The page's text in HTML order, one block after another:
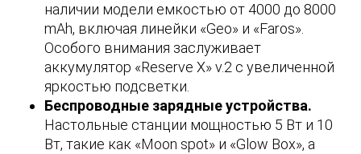
Скорость записи
Скорость чтения
наличии модели емкостью от 4000 до 8000
mAh, включая линейки «Geo» и «Faros».
Особого внимания заслуживает
аккумулятор «Reserve X» v.2 с увеличенной
яркостью подсветки.
Беспроводные зарядные устройства.
Настольные станции мощностью 5 Вт и 10
Вт, такие как «Moon spot» и «Glow Box», а
Оставить заявку
ДАЛЕЕ